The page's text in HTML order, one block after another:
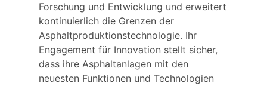
Forschung und Entwicklung und erweitert
kontinuierlich die Grenzen der
Asphaltproduktionstechnologie. Ihr
Engagement für Innovation stellt sicher,
dass ihre Asphaltanlagen mit den
neuesten Funktionen und Technologien